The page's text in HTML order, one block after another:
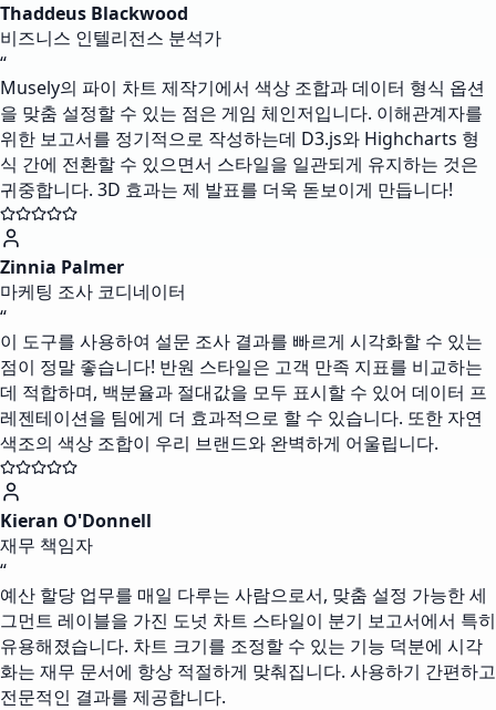
Thaddeus Blackwood
비즈니스 인텔리전스 분석가
“
Musely의 파이 차트 제작기에서 색상 조합과 데이터 형식 옵션
을 맞춤 설정할 수 있는 점은 게임 체인저입니다. 이해관계자를
위한 보고서를 정기적으로 작성하는데 D3.js와 Highcharts 형
식 간에 전환할 수 있으면서 스타일을 일관되게 유지하는 것은
귀중합니다. 3D 효과는 제 발표를 더욱 돋보이게 만듭니다!
Zinnia Palmer
마케팅 조사 코디네이터
“
이 도구를 사용하여 설문 조사 결과를 빠르게 시각화할 수 있는
점이 정말 좋습니다! 반원 스타일은 고객 만족 지표를 비교하는
데 적합하며, 백분율과 절대값을 모두 표시할 수 있어 데이터 프
레젠테이션을 팀에게 더 효과적으로 할 수 있습니다. 또한 자연
색조의 색상 조합이 우리 브랜드와 완벽하게 어울립니다.
Kieran O'Donnell
재무 책임자
“
예산 할당 업무를 매일 다루는 사람으로서, 맞춤 설정 가능한 세
그먼트 레이블을 가진 도넛 차트 스타일이 분기 보고서에서 특히
유용해졌습니다. 차트 크기를 조정할 수 있는 기능 덕분에 시각
화는 재무 문서에 항상 적절하게 맞춰집니다. 사용하기 간편하고
전문적인 결과를 제공합니다.